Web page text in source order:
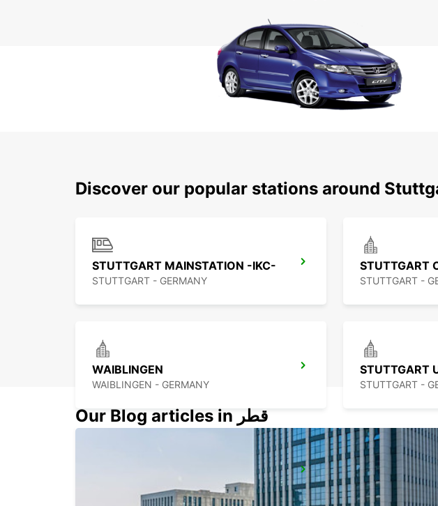
Discover our popular stations around
STUTTGART MAINSTATION -IKC-
STUTTGART - GERMANY
STUTTGART
STUTTGART -
WAIBLINGEN
WAIBLINGEN - GERMANY
STUTTGART
STUTTGART -
ESSLINGEN - GERMANY
SINDELFINGEN
SINDELFINGEN
Our Blog articles in قطر